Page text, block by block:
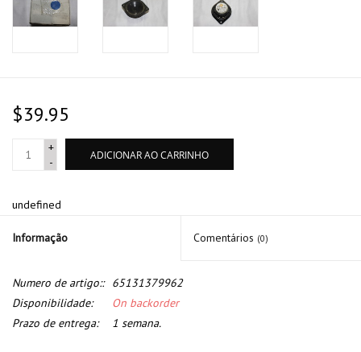
$39.95
+
-
ADICIONAR AO CARRINHO
undefined
Informação Comentários (0)
Numero de artigo::
65131379962
Disponibilidade:
On backorder
Prazo de entrega:
1 semana.